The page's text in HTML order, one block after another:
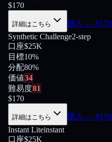
$170
詳細はこちら 購入 — $170
Synthetic Challenge2-step
口座$25K
目標10%
分配80%
価値34
難易度81
$170
詳細はこちら 購入 — $170
Instant Liteinstant
口座$25K